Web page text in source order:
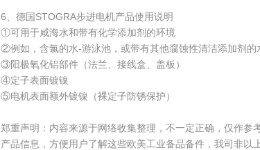
6、德国STOGRA步进电机产品使用说明
①可用于咸海水和带有化学添加剂的环境
②例如，含氯的水-游泳池，或带有其他腐蚀性清洁添加剂的
③阳极氧化铝部件（法兰、接线盒、盖板）
④定子表面镀镍
⑤电机表面额外镀镍（裸定子防锈保护）
郑重声明：内容来源于网络收集整理，不一定正确，仅作
产品信息，方便用户了解这些欧美工业备品备件，我司非